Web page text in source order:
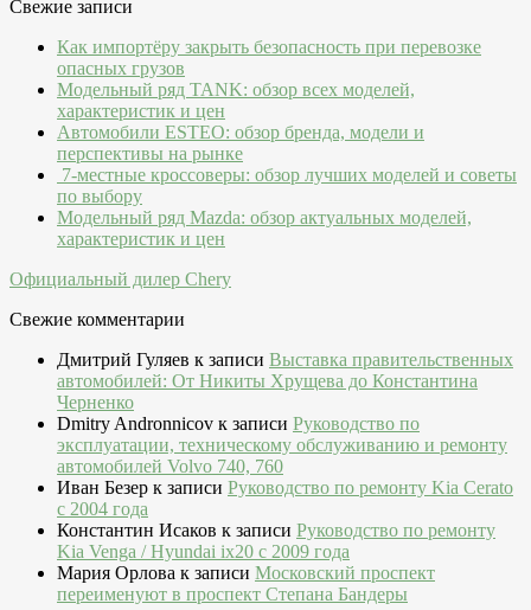
Свежие записи
Как импортёру закрыть безопасность при перевозке
опасных грузов
Модельный ряд TANK: обзор всех моделей,
характеристик и цен
Автомобили ESTEO: обзор бренда, модели и
перспективы на рынке
7-местные кроссоверы: обзор лучших моделей и советы
по выбору
Модельный ряд Mazda: обзор актуальных моделей,
характеристик и цен
Официальный дилер Chery
Свежие комментарии
Дмитрий Гуляев к записи Выставка правительственных
автомобилей: От Никиты Хрущева до Константина
Черненко
Dmitry Andronnicov к записи Руководство по
эксплуатации, техническому обслуживанию и ремонту
автомобилей Volvo 740, 760
Иван Безер к записи Руководство по ремонту Kia Cerato
c 2004 года
Константин Исаков к записи Руководство по ремонту
Kia Venga / Hyundai ix20 c 2009 года
Мария Орлова к записи Московский проспект
переименуют в проспект Степана Бандеры